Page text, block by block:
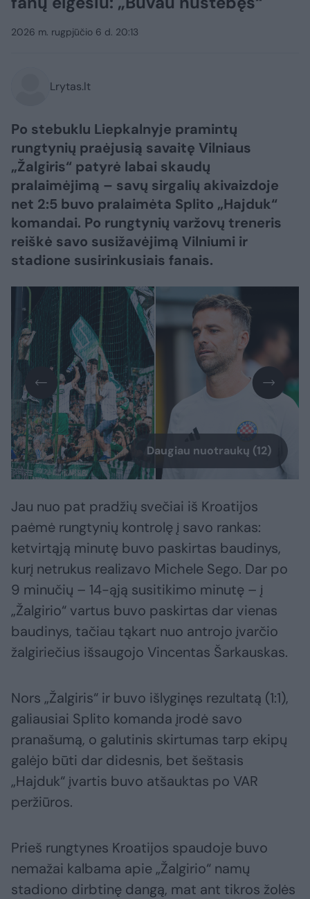
2026 m. rugpjūčio 6 d. 20:13
Lrytas.lt
Po stebuklu Liepkalnyje pramintų
rungtynių praėjusią savaitę Vilniaus
„Žalgiris“ patyrė labai skaudų
pralaimėjimą – savų sirgalių akivaizdoje
net 2:5 buvo pralaimėta Splito „Hajduk“
komandai. Po rungtynių varžovų treneris
reiškė savo susižavėjimą Vilniumi ir
stadione susirinkusiais fanais.
Daugiau nuotraukų (12)
Jau nuo pat pradžių svečiai iš Kroatijos
paėmė rungtynių kontrolę į savo rankas:
ketvirtąją minutę buvo paskirtas baudinys,
kurį netrukus realizavo Michele Sego. Dar po
9 minučių – 14-ąją susitikimo minutę – į
„Žalgirio“ vartus buvo paskirtas dar vienas
baudinys, tačiau tąkart nuo antrojo įvarčio
žalgiriečius išsaugojo Vincentas Šarkauskas.
Nors „Žalgiris“ ir buvo išlyginęs rezultatą (1:1),
galiausiai Splito komanda įrodė savo
pranašumą, o galutinis skirtumas tarp ekipų
galėjo būti dar didesnis, bet šeštasis
„Hajduk“ įvartis buvo atšauktas po VAR
peržiūros.
Prieš rungtynes Kroatijos spaudoje buvo
nemažai kalbama apie „Žalgirio“ namų
stadiono dirbtinę dangą, mat ant tikros žolės